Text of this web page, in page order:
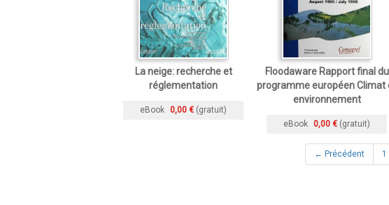
La neige: recherche et
réglementation
eBook 0,00 € (gratuit)
Floodaware Rapport final du
programme européen Climat
environnement
eBook 0,00 € (gratuit)
← Précédent
1